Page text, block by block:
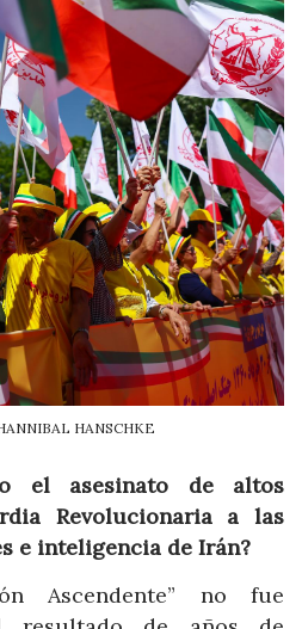
HANSCHKE
el asesinato de altos
Revolucionaria a las
e inteligencia de Irán?
Ascendente” no fue